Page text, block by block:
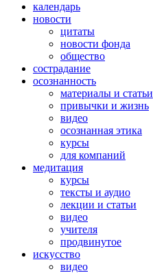
календарь
новости
цитаты
новости фонда
общество
сострадание
осознанность
материалы и статьи
привычки и жизнь
видео
осознанная этика
курсы
для компаний
медитация
курсы
тексты и аудио
лекции и статьи
видео
учителя
продвинутое
искусство
видео